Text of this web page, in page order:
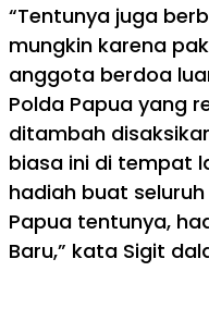
“Tentunya juga
mungkin karena
anggota berdoa
Polda Papua yang
ditambah
biasa ini di tempat
hadiah buat
Papua tentunya,
Baru,” kata Sigit